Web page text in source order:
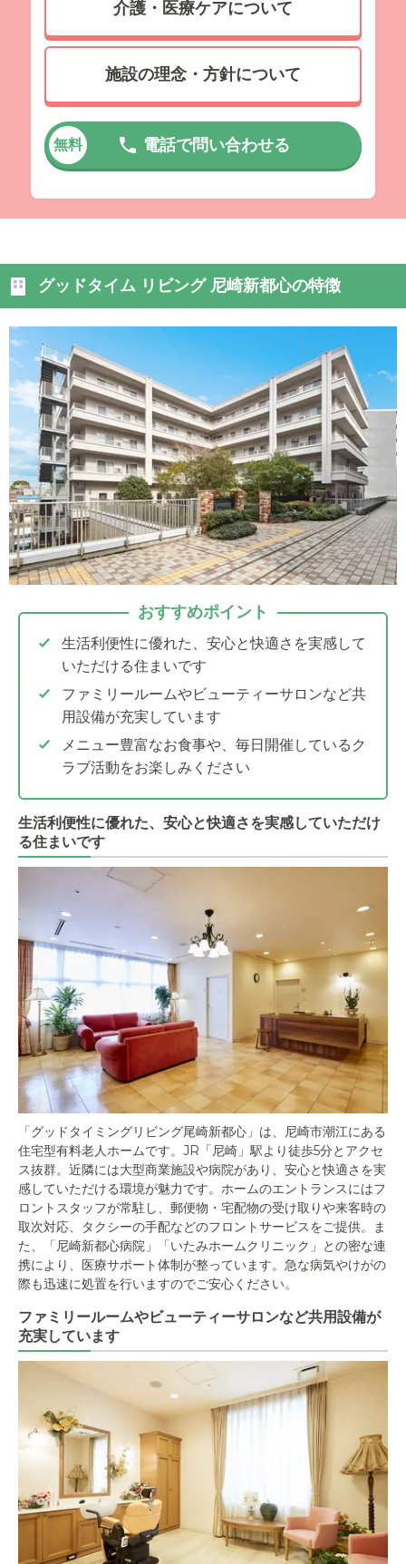
介護・医療ケアについて
施設の理念・方針について
無料 電話で問い合わせる
グッドタイム リビング 尼崎新都心の特徴
おすすめポイント
生活利便性に優れた、安心と快適さを実感して
いただける住まいです
ファミリールームやビューティーサロンなど共
用設備が充実しています
メニュー豊富なお食事や、毎日開催しているク
ラブ活動をお楽しみください
生活利便性に優れた、安心と快適さを実感していただけ
る住まいです
「グッドタイミングリビング尾崎新都心」は、尼崎市潮江にある
住宅型有料老人ホームです。JR「尼崎」駅より徒歩5分とアクセ
ス抜群。近隣には大型商業施設や病院があり、安心と快適さを実
感していただける環境が魅力です。ホームのエントランスにはフ
ロントスタッフが常駐し、郵便物・宅配物の受け取りや来客時の
取次対応、タクシーの手配などのフロントサービスをご提供。ま
た、「尼崎新都心病院」「いたみホームクリニック」との密な連
携により、医療サポート体制が整っています。急な病気やけがの
際も迅速に処置を行いますのでご安心ください。
ファミリールームやビューティーサロンなど共用設備が
充実しています